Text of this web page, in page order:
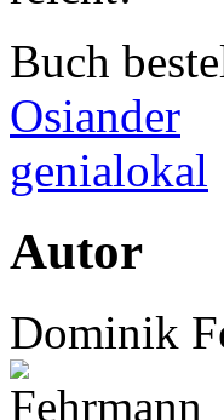
Buch
Osiander
genialokal
Autor
Dominik